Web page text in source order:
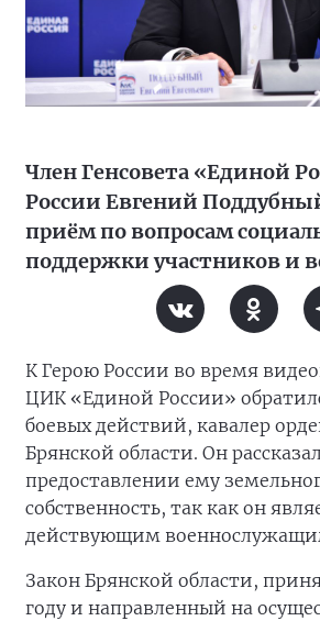
Член Генсовета «Единой
России Евгений
приём по вопросам
поддержки участников и
К Герою России во время
ЦИК «Единой России»
боевых действий, кавалер
Брянской области. Он
предоставлении ему
собственность, так как он
действующим
Закон Брянской области,
году и направленный на